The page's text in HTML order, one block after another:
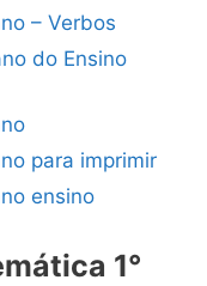
– Verbos
do Ensino
para imprimir
ensino
1°